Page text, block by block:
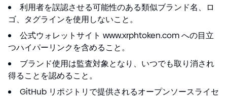
利用者を誤認させる可能性のある類似ブランド名、ロ
ゴ、タグラインを使用しないこと。
公式ウォレットサイト www.xrphtoken.com への目立
つハイパーリンクを含めること。
ブランド使用は監査対象となり、いつでも取り消され
得ることを認めること。
GitHub リポジトリで提供されるオープンソースライセ